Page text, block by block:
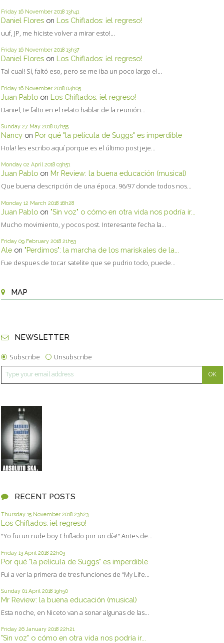
Friday 16 November 2018 13h41
Daniel Flores on Los Chiflados: ¡el regreso!
uuf, JP, me hiciste volver a mirar esto!...
Friday 16 November 2018 13h37
Daniel Flores on Los Chiflados: ¡el regreso!
Tal cual! Sí, faltó eso, pero se me iba un poco largo el...
Friday 16 November 2018 04h05
Juan Pablo on Los Chiflados: ¡el regreso!
Daniel, te falto en el relato hablar de la reunión...
Sunday 27 May 2018 07h55
Nancy on Por qué "la película de Suggs" es imperdible
Hola! les escribo aquí porque es el último post jeje...
Monday 02 April 2018 03h51
Juan Pablo on Mr Review: la buena educación (musical)
Que buena descripción de una época. 96/97 donde todos nos...
Monday 12 March 2018 16h28
Juan Pablo on "Sin voz" o cómo en otra vida nos podría ir...
Mucho movimiento, y pocos post. Interesante fecha la...
Friday 09 February 2018 21h53
Ale on "Perdimos": la marcha de los mariskales de la...
Fue despues de tocar satelite que se pudrio todo, puede...
MAP
NEWSLETTER
Subscribe Unsubscribe
RECENT POSTS
Thursday 15 November 2018 23h23
Los Chiflados: ¡el regreso!
"Yo fui un rude boy Chiflado por un día!" Antes de...
Friday 13 April 2018 22h03
Por qué "la película de Suggs" es imperdible
Fui a ver la primera de tres funciones de “My Life...
Sunday 01 April 2018 19h50
Mr Review: la buena educación (musical)
Esta noche, en Niceto van a sonar algunas de las...
Friday 26 January 2018 22h21
"Sin voz" o cómo en otra vida nos podría ir...